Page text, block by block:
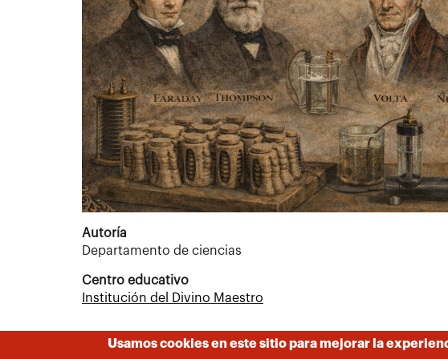
Autoría
Departamento de ciencias
Centro educativo
Institución del Divino Maestro
Usamos cookies en este sitio para mejorar la